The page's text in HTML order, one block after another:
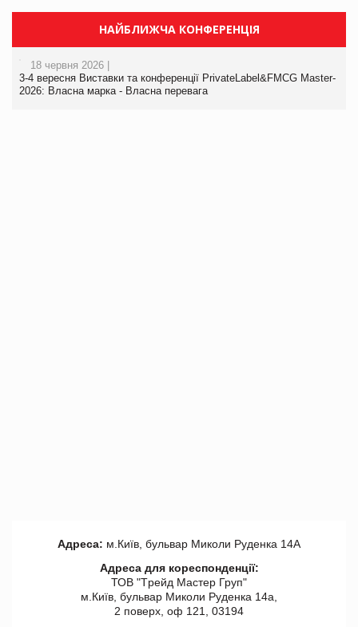
НАЙБЛИЖЧА КОНФЕРЕНЦІЯ
18 червня 2026 |
3-4 вересня Виставки та конференції PrivateLabel&FMCG Master-
2026: Власна марка - Власна перевага
Адреса: м.Київ, бульвар Миколи Руденка 14А
Адреса для кореспонденції:
ТОВ "Tрейд Мастер Груп"
м.Київ, бульвар Миколи Руденка 14а,
2 поверх, оф 121, 03194